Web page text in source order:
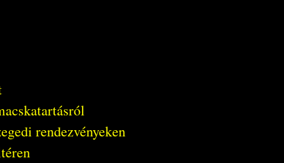
rendezvényeken